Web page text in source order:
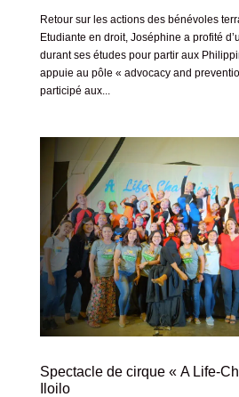
Retour sur les actions des bénévoles
Etudiante en droit, Joséphine a profité
durant ses études pour partir aux
appuie au pôle « advocacy and
participé aux...
Spectacle de cirque « A Life-
Iloilo